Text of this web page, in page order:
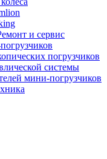
и сервис
погрузчиков
системы
мини-погрузчиков